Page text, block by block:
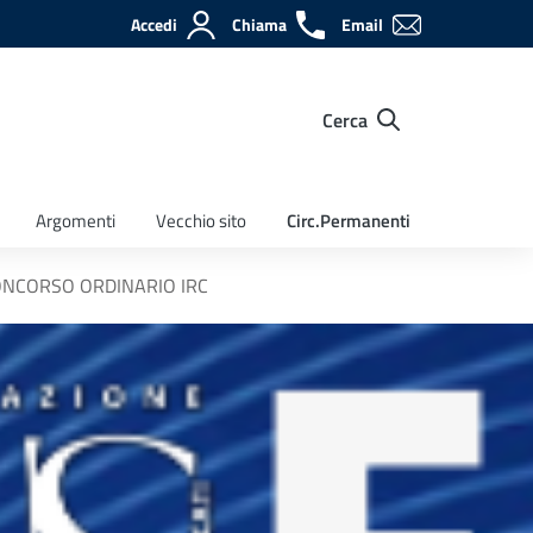
Accedi Chiama Email
Cerca
Argomenti Vecchio sito Circ.Permanenti
ORDINARIO IRC